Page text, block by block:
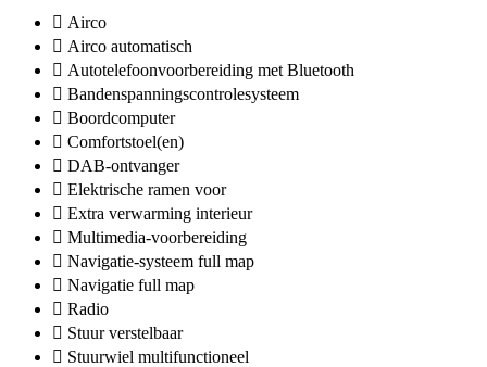
Airco
Airco automatisch
Autotelefoonvoorbereiding met Bluetooth
Bandenspanningscontrolesysteem
Boordcomputer
Comfortstoel(en)
DAB-ontvanger
Elektrische ramen voor
Extra verwarming interieur
Multimedia-voorbereiding
Navigatie-systeem full map
Navigatie full map
Radio
Stuur verstelbaar
Stuurwiel multifunctioneel